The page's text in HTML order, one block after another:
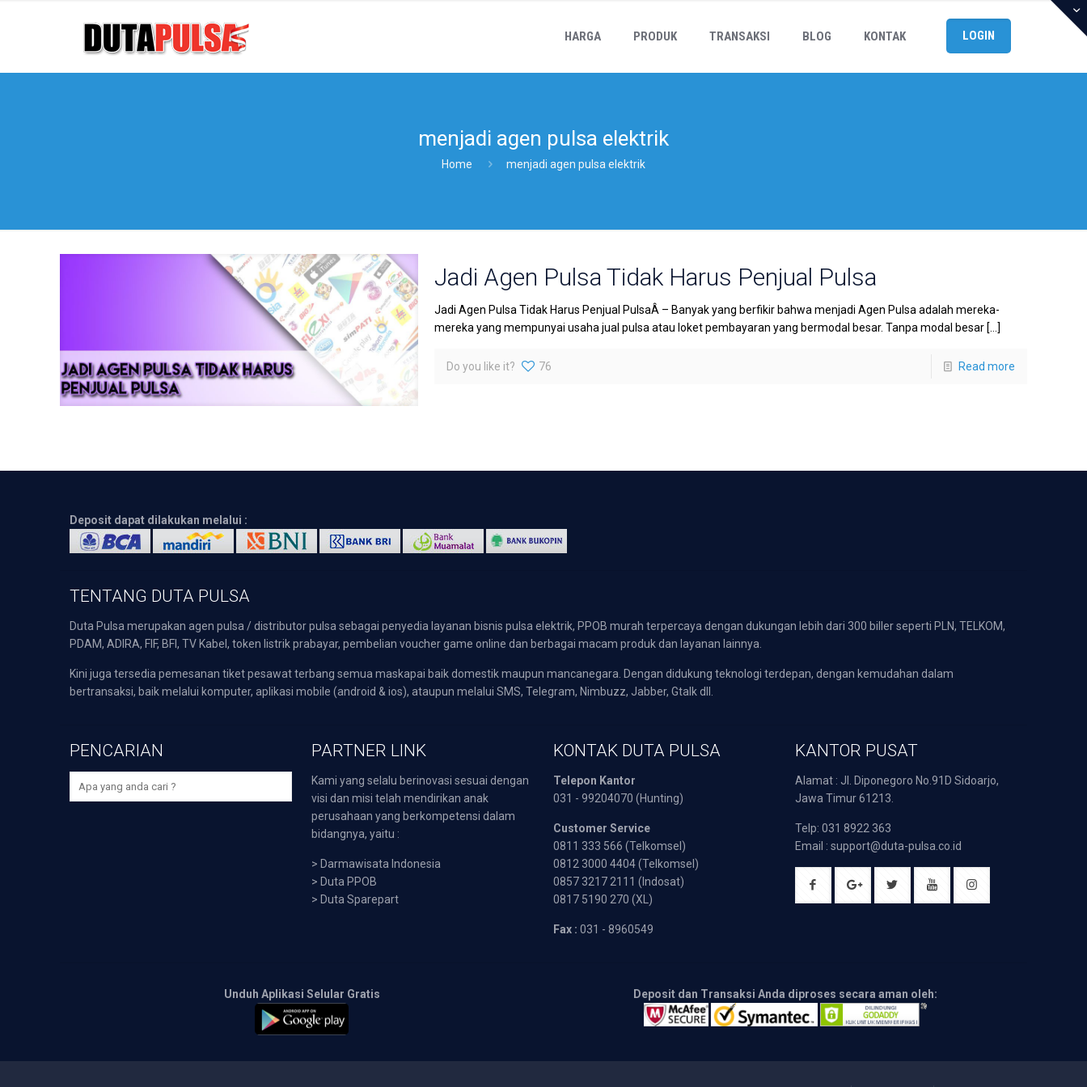
HARGA PRODUK TRANSAKSI BLOG KONTAK LOGIN
menjadi agen pulsa elektrik
Home menjadi agen pulsa elektrik
Jadi Agen Pulsa Tidak Harus Penjual Pulsa
Jadi Agen Pulsa Tidak Harus Penjual PulsaÂ – Banyak yang berfikir bahwa menjadi Agen Pulsa adalah mereka-
mereka yang mempunyai usaha jual pulsa atau loket pembayaran yang bermodal besar. Tanpa modal besar[…]
Do you like it? 76 Read more
Deposit dapat dilakukan melalui :
TENTANG DUTA PULSA
Duta Pulsa merupakan agen pulsa / distributor pulsa sebagai penyedia layanan bisnis pulsa elektrik, PPOB murah terpercaya dengan dukungan lebih dari 300 biller seperti PLN, TELKOM,
PDAM, ADIRA, FIF, BFI, TV Kabel, token listrik prabayar, pembelian voucher game online dan berbagai macam produk dan layanan lainnya.
Kini juga tersedia pemesanan tiket pesawat terbang semua maskapai baik domestik maupun mancanegara. Dengan didukung teknologi terdepan, dengan kemudahan dalam
bertransaksi, baik melalui komputer, aplikasi mobile (android & ios), ataupun melalui SMS, Telegram, Nimbuzz, Jabber, Gtalk dll.
PENCARIAN PARTNER LINK
Kami yang selalu berinovasi sesuai dengan
visi dan misi telah mendirikan anak
perusahaan yang berkompetensi dalam
bidangnya, yaitu :
> Darmawisata Indonesia
> Duta PPOB
> Duta Sparepart
KONTAK DUTA PULSA
Telepon Kantor
031 - 99204070 (Hunting)
Customer Service
0811 333 566 (Telkomsel)
0812 3000 4404 (Telkomsel)
0857 3217 2111 (Indosat)
0817 5190 270 (XL)
Fax : 031 - 8960549
KANTOR PUSAT
Alamat : Jl. Diponegoro No.91D Sidoarjo,
Jawa Timur 61213.
Telp: 031 8922 363
Email : support@duta-pulsa.co.id
Unduh Aplikasi Selular Gratis Deposit dan Transaksi Anda diproses secara aman oleh: